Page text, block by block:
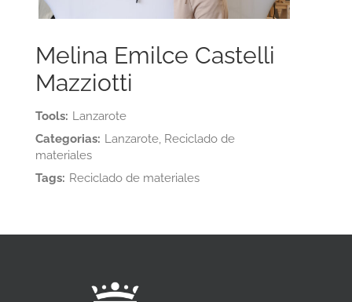
Melina Emilce Castelli
Mazziotti
Tools: Lanzarote
Categorias: Lanzarote, Reciclado de
materiales
Tags: Reciclado de materiales